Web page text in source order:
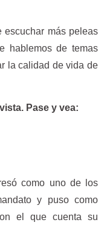
escuchar más peleas
hablemos de temas
la calidad de vida de
Pase y vea:
como uno de los
y puso como
el que cuenta su